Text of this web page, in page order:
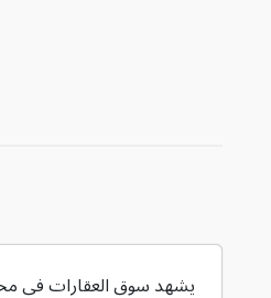
يشهد سوق العقارات في